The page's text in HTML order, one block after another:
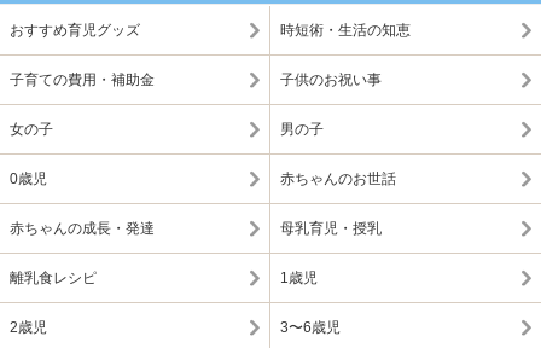
おすすめ育児グッズ 時短術・生活の知恵
子育ての費用・補助金 子供のお祝い事
女の子 男の子
0歳児 赤ちゃんのお世話
赤ちゃんの成長・発達 母乳育児・授乳
離乳食レシピ 1歳児
2歳児 3〜6歳児